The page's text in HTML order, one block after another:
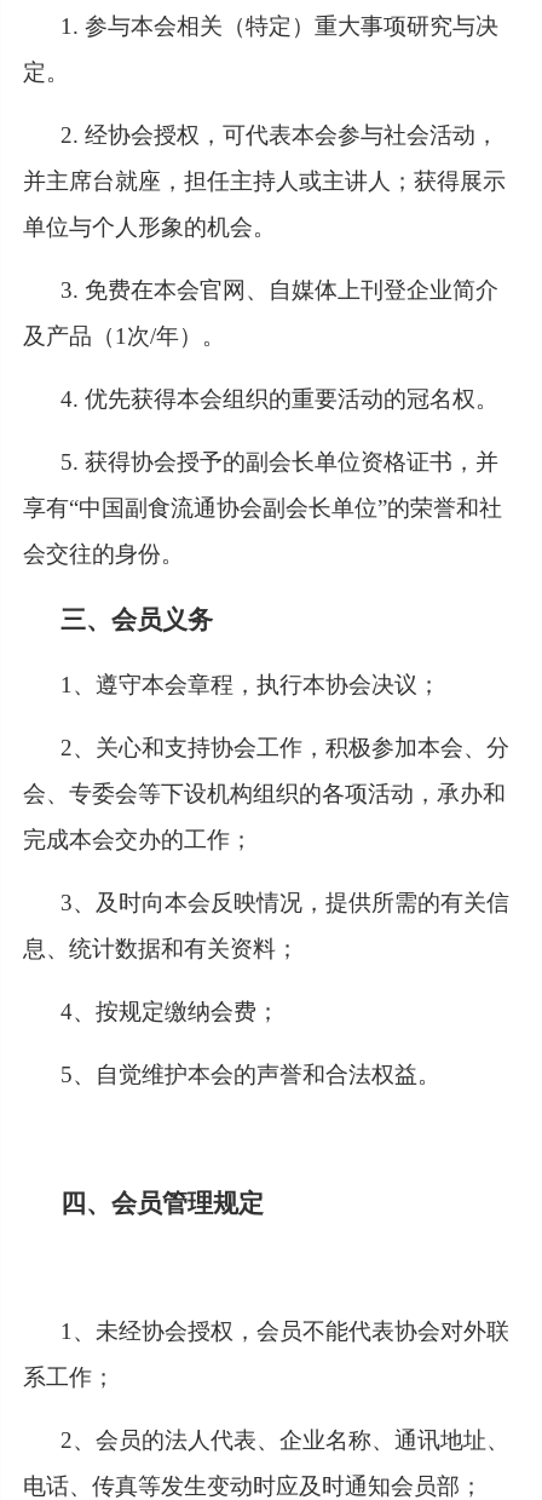
1. 参与本会相关（特定）重大事项研究与决
定。
2. 经协会授权，可代表本会参与社会活动，
并主席台就座，担任主持人或主讲人；获得展示
单位与个人形象的机会。
3. 免费在本会官网、自媒体上刊登企业简介
及产品（1次/年）。
4. 优先获得本会组织的重要活动的冠名权。
5. 获得协会授予的副会长单位资格证书，并
享有“中国副食流通协会副会长单位”的荣誉和社
会交往的身份。
三、会员义务
1、遵守本会章程，执行本协会决议；
2、关心和支持协会工作，积极参加本会、分
会、专委会等下设机构组织的各项活动，承办和
完成本会交办的工作；
3、及时向本会反映情况，提供所需的有关信
息、统计数据和有关资料；
4、按规定缴纳会费；
5、自觉维护本会的声誉和合法权益。
四、会员管理规定
1、未经协会授权，会员不能代表协会对外联
系工作；
2、会员的法人代表、企业名称、通讯地址、
电话、传真等发生变动时应及时通知会员部；